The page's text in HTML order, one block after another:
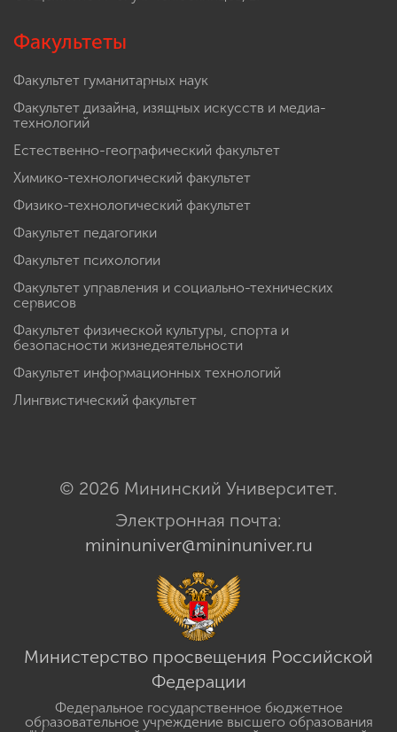
Факультеты
Факультет гуманитарных наук
Факультет дизайна, изящных искусств и медиа-
технологий
Естественно-географический факультет
Химико-технологический факультет
Физико-технологический факультет
Факультет педагогики
Факультет психологии
Факультет управления и социально-технических
сервисов
Факультет физической культуры, спорта и
безопасности жизнедеятельности
Факультет информационных технологий
Лингвистический факультет
© 2026 Мининский Университет.
Электронная почта:
mininuniver@mininuniver.ru
Министерство просвещения Российской
Федерации
Федеральное государственное бюджетное
образовательное учреждение высшего образования